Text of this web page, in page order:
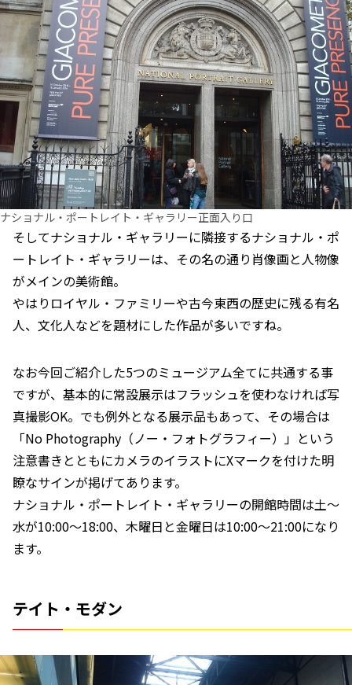
ナショナル・ポートレイト・ギャラリー正面入り口
そしてナショナル・ギャラリーに隣接するナショナル・ポ
ートレイト・ギャラリーは、その名の通り肖像画と人物像
がメインの美術館。
やはりロイヤル・ファミリーや古今東西の歴史に残る有名
人、文化人などを題材にした作品が多いですね。
なお今回ご紹介した5つのミュージアム全てに共通する事
ですが、基本的に常設展示はフラッシュを使わなければ写
真撮影OK。でも例外となる展示品もあって、その場合は
「No Photography（ノー・フォトグラフィー）」という
注意書きとともにカメラのイラストにXマークを付けた明
瞭なサインが掲げてあります。
ナショナル・ポートレイト・ギャラリーの開館時間は土～
水が10:00～18:00、木曜日と金曜日は10:00～21:00になり
ます。
テイト・モダン